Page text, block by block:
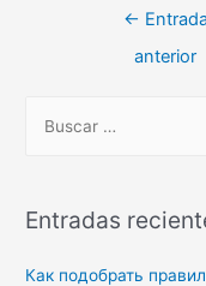
Navegación
← Entrada
anterior
c
r
Entradas
Как подобрать